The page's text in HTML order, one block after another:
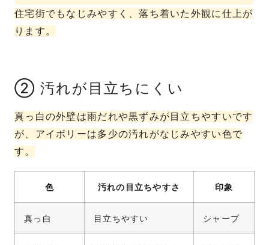
住宅街でもなじみやすく、落ち着いた外観に仕上が
ります。
② 汚れが目立ちにくい
真っ白の外壁は雨だれや黒ずみが目立ちやすいです
が、アイボリーは多少の汚れがなじみやすい色で
す。
色 汚れの目立ちやすさ 印象
真っ白 目立ちやすい シャープ